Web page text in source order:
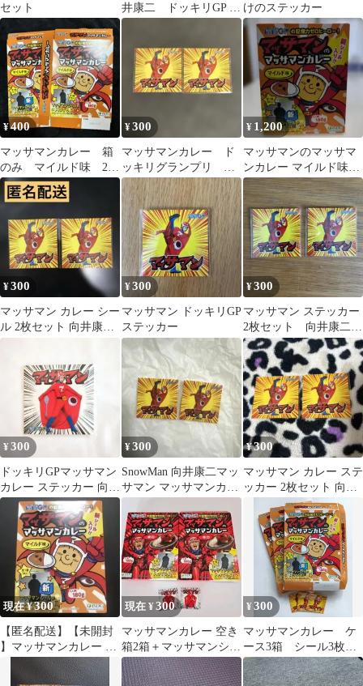
セット
井康二 ドッキリGP ス
テッカー シール
けのステッカー
¥400
マッサマンカレー 箱
のみ マイルド味 2つ
セット
¥300
マッサマンカレー ド
ッキリグランプリ GP
ステッカー 2枚セット
¥ 1,200
マッサマンのマッサマ
ンカレー マイルド味
180g
¥300
マッサマン カレー シー
ル 2枚セット 向井康二
ドッキリGP
¥300
マッサマン ドッキリGP
ステッカー
¥300
マッサマン ステッカー
2枚セット 向井康二
ドッキリGP
¥300
ドッキリGPマッサマン
カレー ステッカー 向井
康二
¥300
SnowMan 向井康二マッ
サマン マッサマンカレ
ー ドッキリGP ステッ
カー
¥300
マッサマン カレー ステ
ッカー 2枚セット 向井
康二 ドッキリGP
現在 ¥300
【匿名配送】【未開封
】マッサマンカレー レ
トルトカレー シール入
り 向井康二
現在 ¥300
マッサマンカレー 空き
箱2箱＋マッサマンシー
ル2枚 セット スノーマ
ン
¥300
マッサマンカレー ケ
ース3箱 シール3枚セ
ット（マイルド味）非
売品